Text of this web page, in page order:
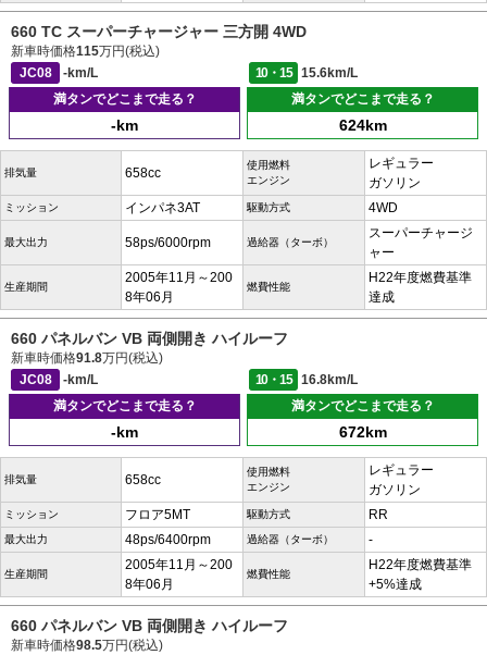
660 TC スーパーチャージャー 三方開 4WD
新車時価格115万円(税込)
JC08
-km/L 10・15
15.6km/L
満タンでどこまで走る？
-km
満タンでどこまで走る？
624km
排気量 658cc
使用燃料
エンジン
レギュラー
ガソリン
ミッション インパネ3AT 駆動方式 4WD
最大出力 58ps/6000rpm 過給器（ターボ）
スーパーチャージ
ャー
生産期間
2005年11月～200
8年06月
燃費性能
H22年度燃費基準
達成
660 パネルバン VB 両側開き ハイルーフ
新車時価格91.8万円(税込)
JC08
-km/L 10・15
16.8km/L
満タンでどこまで走る？
-km
満タンでどこまで走る？
672km
排気量 658cc
使用燃料
エンジン
レギュラー
ガソリン
ミッション フロア5MT 駆動方式 RR
最大出力 48ps/6400rpm 過給器（ターボ） -
生産期間
2005年11月～200
8年06月
燃費性能
H22年度燃費基準
+5%達成
660 パネルバン VB 両側開き ハイルーフ
新車時価格98.5万円(税込)